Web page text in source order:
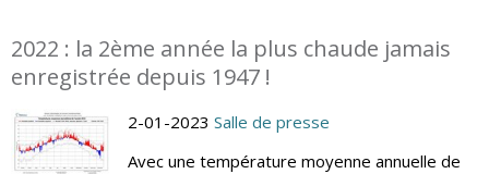
2022 : la 2ème année la plus chaude jamais
enregistrée depuis 1947 !
2-01-2023 Salle de presse
Avec une température moyenne annuelle de